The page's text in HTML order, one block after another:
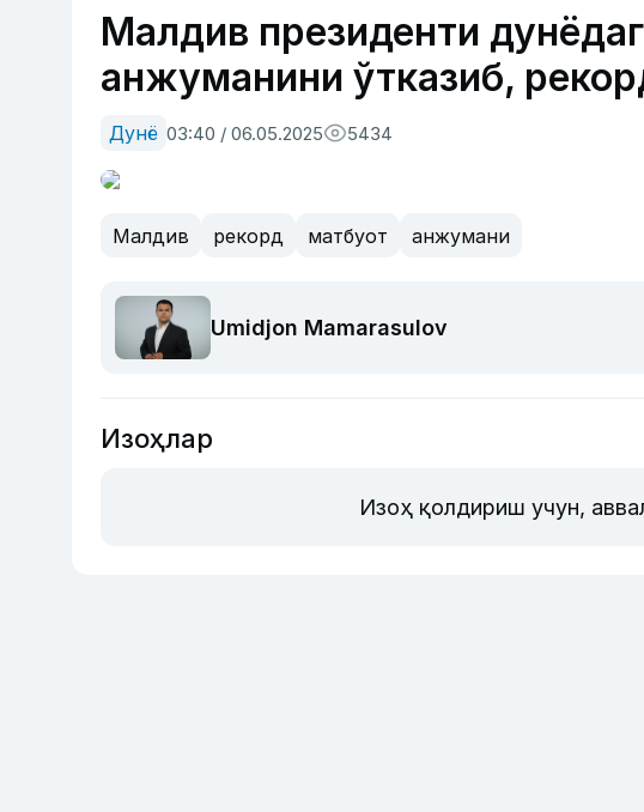
Малдив президенти
анжуманини ўтказиб,
Дунё 03:40 / 06.05.2025 5434
Малдив рекорд матбуот анжумани
Umidjon Mamarasulov
Изоҳлар
Изоҳ қолдириш учун,